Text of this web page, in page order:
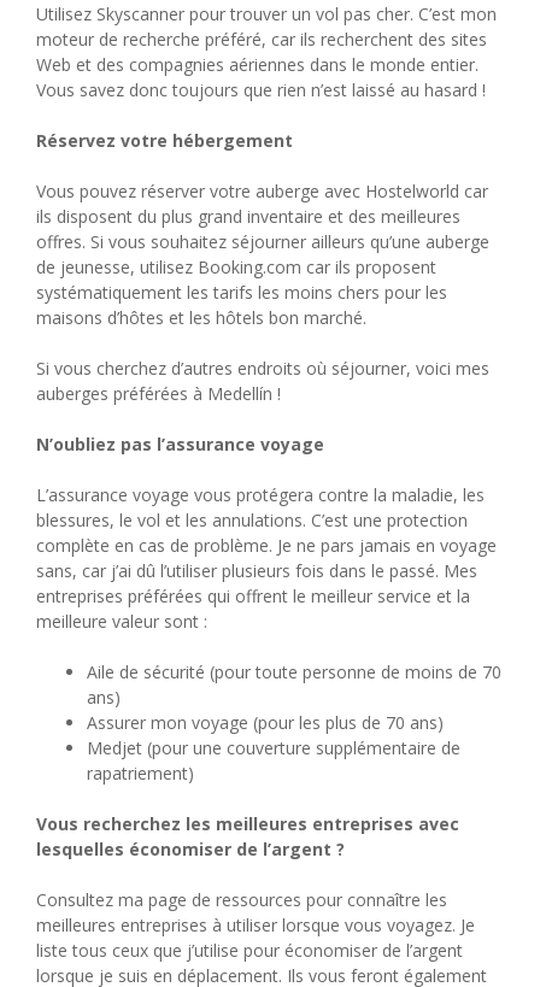
Utilisez Skyscanner pour trouver un vol pas cher. C’est mon
moteur de recherche préféré, car ils recherchent des sites
Web et des compagnies aériennes dans le monde entier.
Vous savez donc toujours que rien n’est laissé au hasard !
Réservez votre hébergement
Vous pouvez réserver votre auberge avec Hostelworld car
ils disposent du plus grand inventaire et des meilleures
offres. Si vous souhaitez séjourner ailleurs qu’une auberge
de jeunesse, utilisez Booking.com car ils proposent
systématiquement les tarifs les moins chers pour les
maisons d’hôtes et les hôtels bon marché.
Si vous cherchez d’autres endroits où séjourner, voici mes
auberges préférées à Medellín !
N’oubliez pas l’assurance voyage
L’assurance voyage vous protégera contre la maladie, les
blessures, le vol et les annulations. C’est une protection
complète en cas de problème. Je ne pars jamais en voyage
sans, car j’ai dû l’utiliser plusieurs fois dans le passé. Mes
entreprises préférées qui offrent le meilleur service et la
meilleure valeur sont :
Aile de sécurité (pour toute personne de moins de 70
ans)
Assurer mon voyage (pour les plus de 70 ans)
Medjet (pour une couverture supplémentaire de
rapatriement)
Vous recherchez les meilleures entreprises avec
lesquelles économiser de l’argent ?
Consultez ma page de ressources pour connaître les
meilleures entreprises à utiliser lorsque vous voyagez. Je
liste tous ceux que j’utilise pour économiser de l’argent
lorsque je suis en déplacement. Ils vous feront également